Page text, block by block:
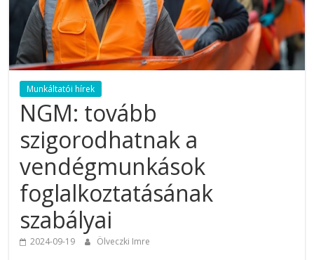
Munkáltatói hírek
NGM: tovább
szigorodhatnak a
vendégmunkások
foglalkoztatásának
szabályai
2024-09-19 Ölveczki Imre